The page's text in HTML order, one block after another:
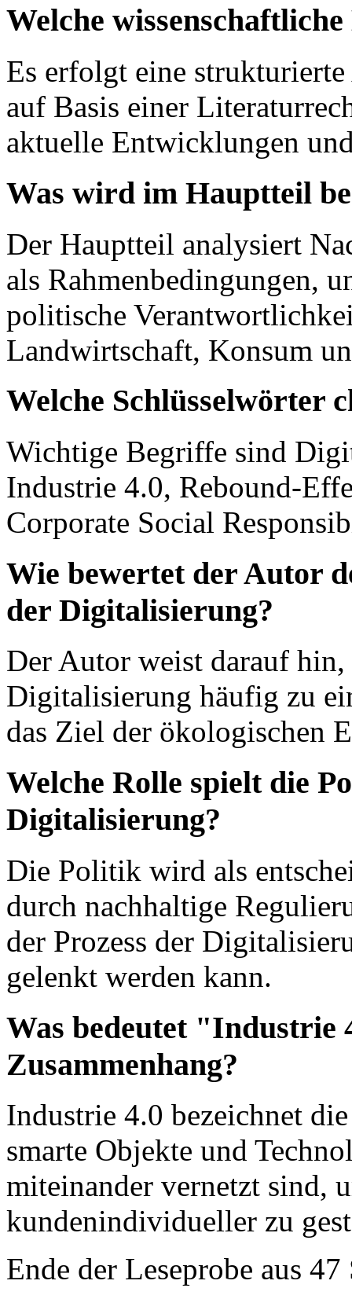
Welche
Es erfolgt eine
auf Basis einer
aktuelle Entwicklungen
Was wird im Hauptteil
Der Hauptteil analysiert
als Rahmenbedingungen,
politische
Landwirtschaft, Konsum
Welche Schlüsselwörter
Wichtige Begriffe sind
Industrie 4.0, Rebound-
Corporate Social
Wie bewertet der Autor
der Digitalisierung?
Der Autor weist darauf
Digitalisierung häufig zu
das Ziel der ökologischen
Welche Rolle spielt die
Digitalisierung?
Die Politik wird als
durch nachhaltige
der Prozess der
gelenkt werden kann.
Was bedeutet "Industrie
Zusammenhang?
Industrie 4.0 bezeichnet
smarte Objekte und
miteinander vernetzt sind,
kundenindividueller zu
Ende der Leseprobe aus